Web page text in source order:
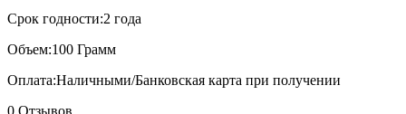
Срок годности:2 года
Объем:100 Грамм
Оплата:Наличными/Банковская карта при получении